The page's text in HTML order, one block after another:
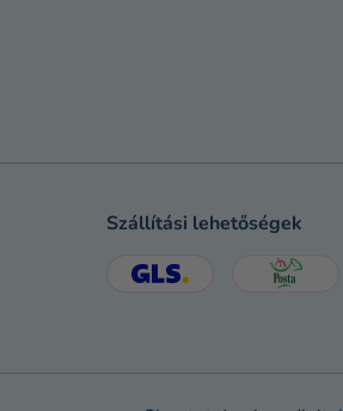
Szállítási lehetőségek